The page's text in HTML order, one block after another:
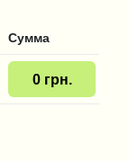
Сумма
0 грн.